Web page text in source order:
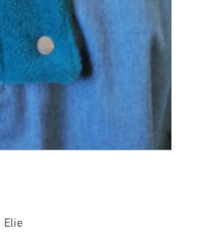
Elie